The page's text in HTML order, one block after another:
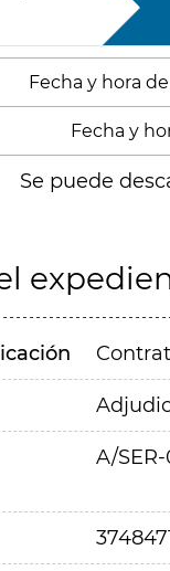
Fecha y hora
Fecha y
Se puede
A/